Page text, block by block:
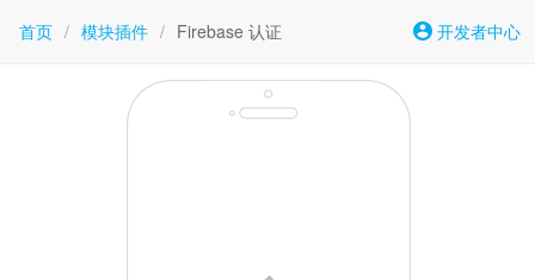
首页 / 模块插件 / Firebase 认证 开发者中心